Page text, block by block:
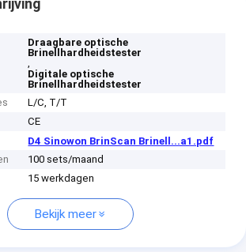
Draagbare optische
Brinellhardheidstester
,
Digitale optische
Brinellhardheidstester
L/C, T/T
CE
D4 Sinowon BrinScan Brinell...a1.pdf
100 sets/maand
15 werkdagen
Bekijk meer